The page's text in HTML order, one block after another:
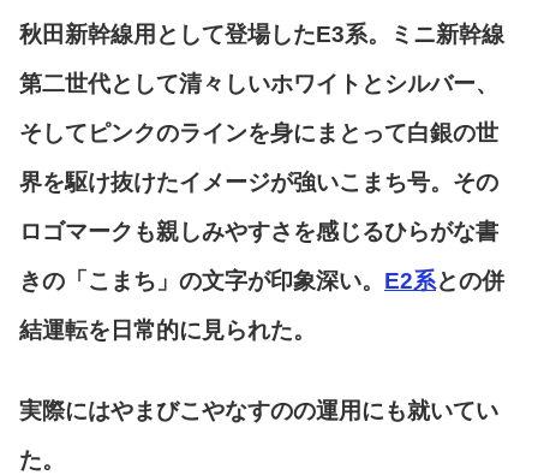
秋田新幹線用として登場したE3系。ミニ新幹線
第二世代として清々しいホワイトとシルバー、
そしてピンクのラインを身にまとって白銀の世
界を駆け抜けたイメージが強いこまち号。その
ロゴマークも親しみやすさを感じるひらがな書
きの「こまち」の文字が印象深い。 E2系との併
結運転を日常的に見られた。
実際にはやまびこやなすのの運用にも就いてい
た。